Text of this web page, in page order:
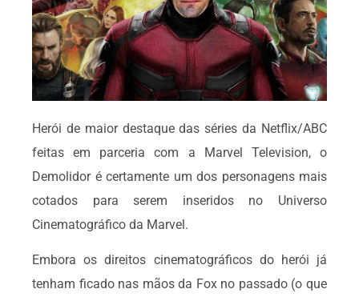
Herói de maior destaque das séries da Netflix/ABC
feitas em parceria com a Marvel Television, o
Demolidor é certamente um dos personagens mais
cotados para serem inseridos no Universo
Cinematográfico da Marvel.
Embora os direitos cinematográficos do herói já
tenham ficado nas mãos da Fox no passado (o que